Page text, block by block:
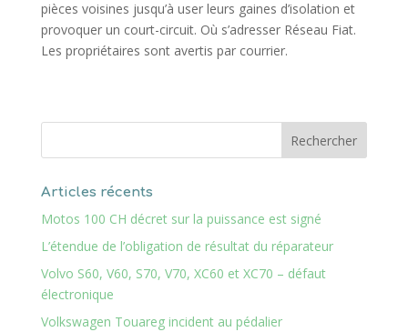
pièces voisines jusqu’à user leurs gaines d’isolation et
provoquer un court-circuit. Où s’adresser Réseau Fiat.
Les propriétaires sont avertis par courrier.
Articles récents
Motos 100 CH décret sur la puissance est signé
L’étendue de l’obligation de résultat du réparateur
Volvo S60, V60, S70, V70, XC60 et XC70 – défaut
électronique
Volkswagen Touareg incident au pédalier